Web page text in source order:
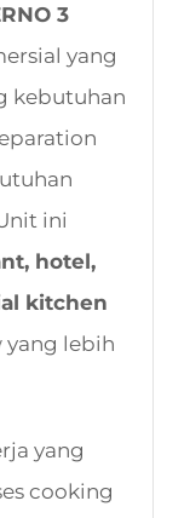
3
yang
kebutuhan
ini
hotel,
kitchen
lebih
yang
cooking